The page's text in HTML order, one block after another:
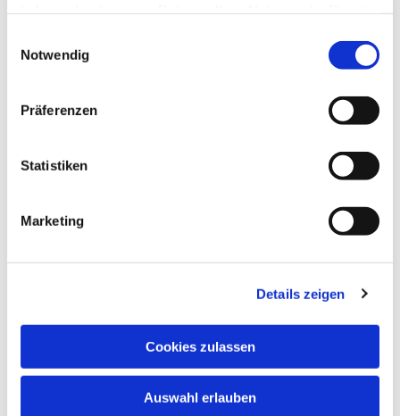
Notwendig
Präferenzen
Statistiken
Marketing
Details zeigen
Cookies zulassen
Auswahl erlauben
Pfarrei Hl. Johannes XXIII.
Glaube
Bistumswallfahrt
Taufe, Kommunion & Trauung